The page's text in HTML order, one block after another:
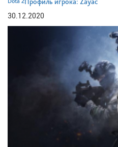
Профиль игрока: Zayac
30.12.2020